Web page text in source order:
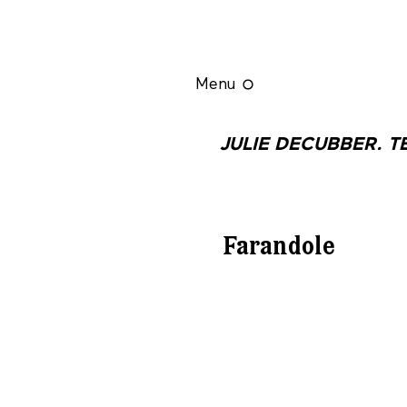
Menu
JULIE DECUBBER.
Farandole